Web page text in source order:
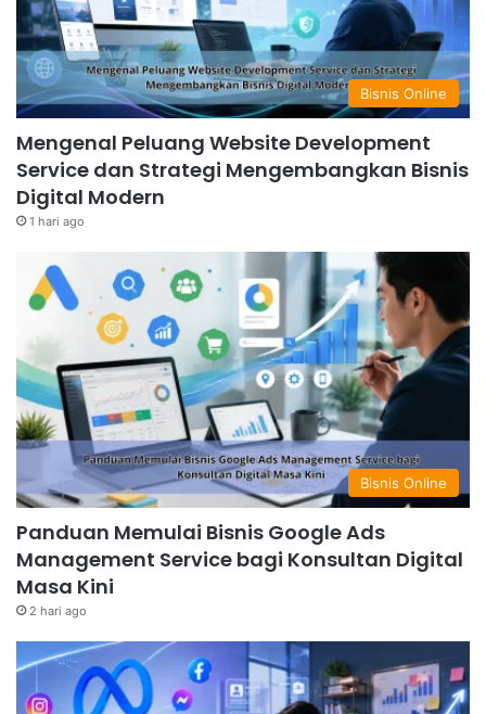
Bisnis Online
Mengenal Peluang Website Development
Service dan Strategi Mengembangkan Bisnis
Digital Modern
1 hari ago
Bisnis Online
Panduan Memulai Bisnis Google Ads
Management Service bagi Konsultan Digital
Masa Kini
2 hari ago